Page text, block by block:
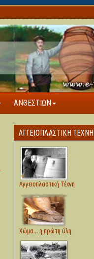
ΑΝΘΕΣΤΊΩΝ
ΑΓΓΕΙΟΠΛΑΣΤΙΚΉ ΤΈΧΝΗ
Αγγειοπλαστική Τέχνη
Χώμα... η πρώτη ύλη